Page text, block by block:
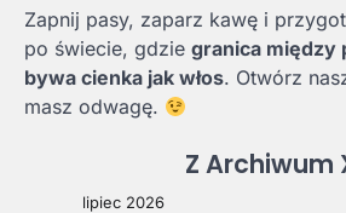
Zapnij pasy, zaparz kawę i
po świecie, gdzie granica między
bywa cienka jak włos. Otwórz
masz odwagę.
Z Archiwum
lipiec 2026